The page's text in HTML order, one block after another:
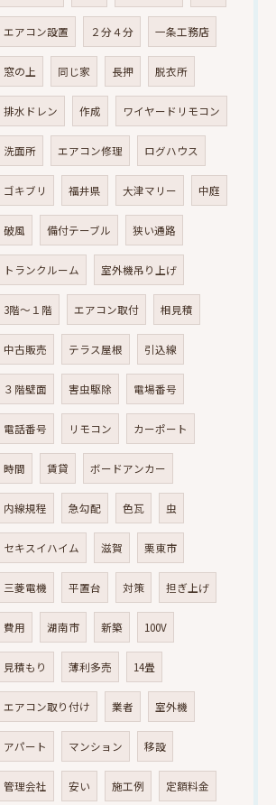
エアコン設置 ２分４分 一条工務店
窓の上 同じ家 長押 脱衣所
排水ドレン 作成 ワイヤードリモコン
洗面所 エアコン修理 ログハウス
ゴキブリ 福井県 大津マリー 中庭
破風 備付テーブル 狭い通路
トランクルーム 室外機吊り上げ
3階～１階 エアコン取付 相見積
中古販売 テラス屋根 引込線
３階壁面 害虫駆除 電場番号
電話番号 リモコン カーポート
時間 賃貸 ボードアンカー
内線規程 急勾配 色瓦 虫
セキスイハイム 滋賀 栗東市
三菱電機 平置台 対策 担ぎ上げ
費用 湖南市 新築 100V
見積もり 薄利多売 14畳
エアコン取り付け 業者 室外機
アパート マンション 移設
管理会社 安い 施工例 定額料金